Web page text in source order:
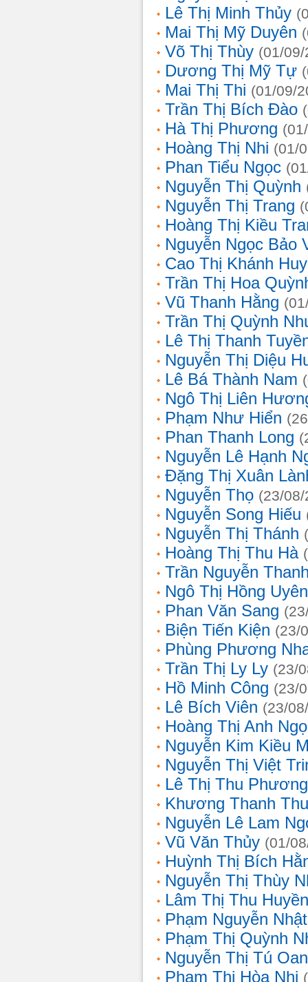
Lê Thị Minh Thủy
Mai Thị Mỹ Duyên
Võ Thị Thùy (01/
Dương Thị Mỹ Tự
Mai Thị Thi (01/09/
Trần Thị Bích Đào
Hà Thị Phương
Hoàng Thị Nhi (01/
Phan Tiểu Ngọc
Nguyễn Thị Quỳnh
Nguyễn Thị Trang
Hoàng Thị Kiều
Nguyễn Ngọc Bảo
Cao Thị Khánh
Trần Thị Hoa
Vũ Thanh Hằng
Trần Thị Quỳnh
Lê Thị Thanh
Nguyễn Thị Diệu
Lê Bá Thành Nam
Ngô Thị Liên
Phạm Như Hiển
Phan Thanh Long
Nguyễn Lê Hạnh
Đặng Thị Xuân
Nguyễn Thọ (23/
Nguyễn Song Hiếu
Nguyễn Thị Thánh
Hoàng Thị Thu Hà
Trần Nguyễn
Ngô Thị Hồng Uyên
Phan Văn Sang
Biện Tiến Kiện (23/
Phùng Phương
Trần Thị Ly Ly (23/
Hồ Minh Công (23/
Lê Bích Viên (23/
Hoàng Thị Anh
Nguyễn Kim Kiều
Nguyễn Thị Việt
Lê Thị Thu Phương
Khương Thanh
Nguyễn Lê Lam
Vũ Văn Thủy (01/
Huỳnh Thị Bích
Nguyễn Thị Thùy
Lâm Thị Thu Huyền
Phạm Nguyễn
Phạm Thị Quỳnh
Nguyễn Thị Tú
Phạm Thị Hòa Nhi